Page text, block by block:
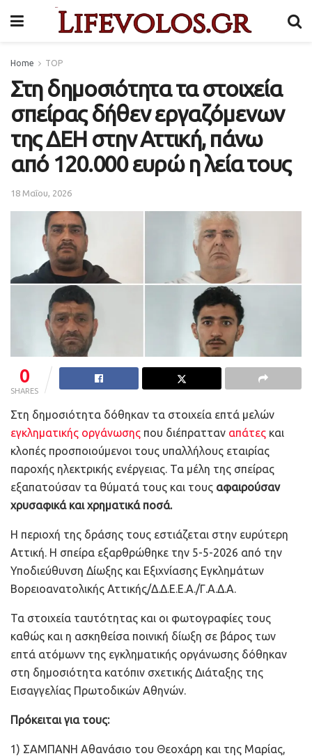
Home TOP
Στη δημοσιότητα τα στοιχεία
σπείρας δήθεν εργαζόμενων
της ΔΕΗ στην Αττική, πάνω
από 120.000 ευρώ η λεία τους
18 Μαΐου, 2026
0
SHARES
Στη δημοσιότητα δόθηκαν τα στοιχεία επτά μελών
εγκληματικής οργάνωσης που διέπρατταν απάτες και
κλοπές προσποιούμενοι τους υπαλλήλους εταιρίας
παροχής ηλεκτρικής ενέργειας. Τα μέλη της σπείρας
εξαπατούσαν τα θύματά τους και τους αφαιρούσαν
χρυσαφικά και χρηματικά ποσά.
Η περιοχή της δράσης τους εστιάζεται στην ευρύτερη
Αττική. Η σπείρα εξαρθρώθηκε την 5-5-2026 από την
Υποδιεύθυνση Δίωξης και Εξιχνίασης Εγκλημάτων
Βορειοανατολικής Αττικής/Δ.Δ.Ε.Ε.Α./Γ.Α.Δ.Α.
Τα στοιχεία ταυτότητας και οι φωτογραφίες τους
καθώς και η ασκηθείσα ποινική δίωξη σε βάρος των
επτά ατόμωνν της εγκληματικής οργάνωσης δόθηκαν
στη δημοσιότητα κατόπιν σχετικής Διάταξης της
Εισαγγελίας Πρωτοδικών Αθηνών.
Πρόκειται για τους:
1) ΣΑΜΠΑΝΗ Αθανάσιο του Θεοχάρη και της Μαρίας,